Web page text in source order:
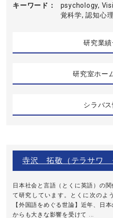
キーワード
psychology,
覚科学, 認知心
研究業
研究室ホー
シラバ
寺沢 拓敬（テラサワ
日本社会と言語（とくに英語）の
て研究しています。とくに次のよ
【外国語をめぐる世論】近年、日
からも大きな影響を受けて ...